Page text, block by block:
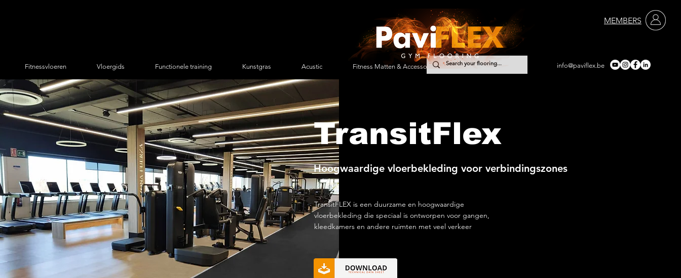
MEMBERS
Fitnessvloeren Vloergids Functionele training Kunstgras Acustic Fitness Matten & Accessoires Diensten info@paviflex.be
TransitFlex
Hoogwaardige vloerbekleding voor verbindingszones
TransitFLEX is een duurzame en hoogwaardige
vloerbekleding die speciaal is ontworpen voor gangen,
kleedkamers en andere ruimten met veel verkeer